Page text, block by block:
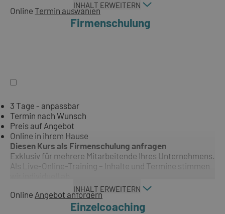
INHALT ERWEITERN
Online Termin auswählen
Firmenschulung
3 Tage - anpassbar
Termin nach Wunsch
Preis auf Angebot
Online in ihrem Hause
Diesen Kurs als Firmenschulung anfragen
Exklusiv für mehrere Mitarbeitende Ihres Unternehmens.
Als Live-Online-Training – Inhalte und Termine stimmen
INHALT ERWEITERN
Online Angebot anfordern
Einzelcoaching